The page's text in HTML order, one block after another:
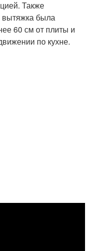
Также
вытяжка была
60 см от плиты и
по кухне.